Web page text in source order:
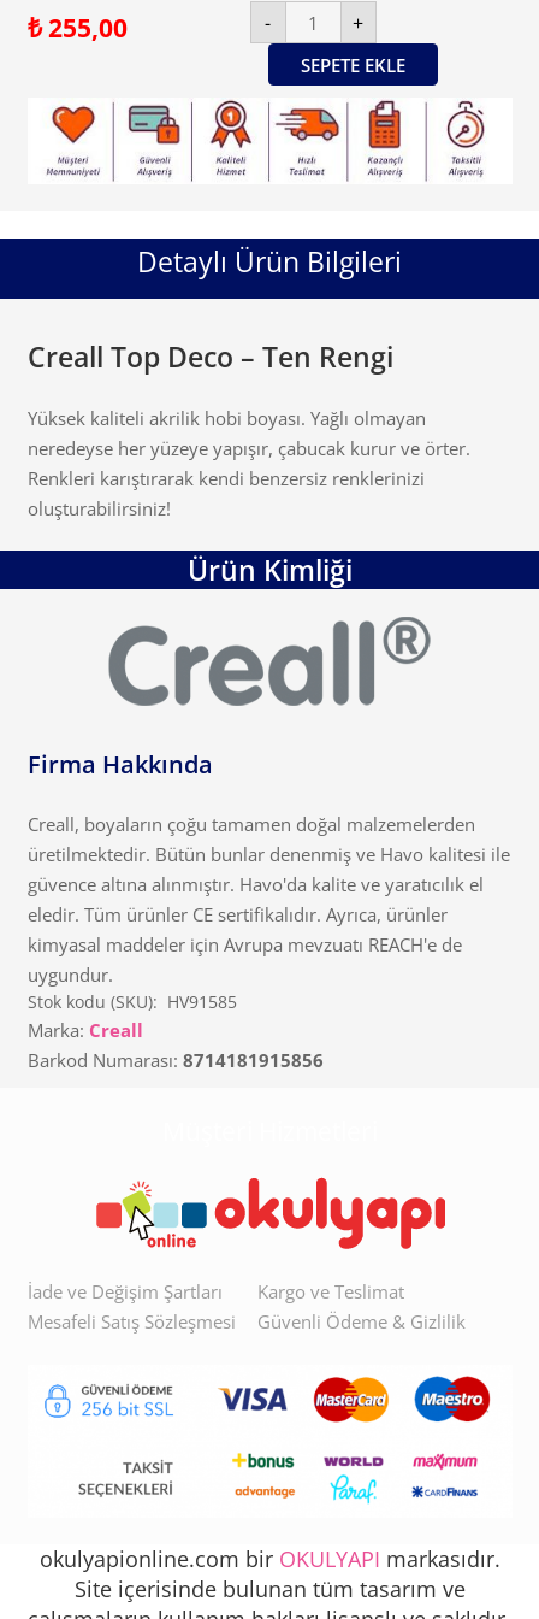
₺255,00 -
Creall
Top
Deco
Ten
adet
+
SEPETE EKLE
Detaylı Ürün Bilgileri
Creall Top Deco – Ten Rengi
Yüksek kaliteli akrilik hobi boyası. Yağlı olmayan
neredeyse her yüzeye yapışır, çabucak kurur ve örter.
Renkleri karıştırarak kendi benzersiz renklerinizi
oluşturabilirsiniz!
Ürün Kimliği
Firma Hakkında
Creall, boyaların çoğu tamamen doğal malzemelerden
üretilmektedir. Bütün bunlar denenmiş ve Havo kalitesi ile
güvence altına alınmıştır. Havo'da kalite ve yaratıcılık el
eledir. Tüm ürünler CE sertifikalıdır. Ayrıca, ürünler
kimyasal maddeler için Avrupa mevzuatı REACH'e de
uygundur.
Stok kodu (SKU): HV91585
Marka: Creall
Barkod Numarası: 8714181915856
İade ve Değişim Şartları
Mesafeli Satış Sözleşmesi
Kargo ve Teslimat
Güvenli Ödeme & Gizlilik
okulyapionline.com bir OKULYAPI markasıdır.
Site içerisinde bulunan tüm tasarım ve